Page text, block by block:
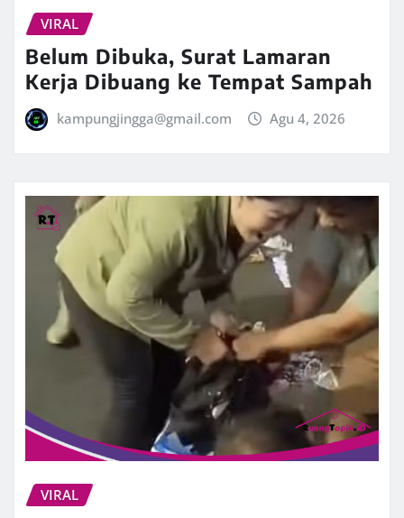
VIRAL
Belum Dibuka, Surat Lamaran
Kerja Dibuang ke Tempat Sampah
kampungjingga@gmail.com Agu 4, 2026
VIRAL